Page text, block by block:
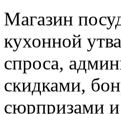
Магазин
кухонной
спроса,
скидками,
сюрпризами